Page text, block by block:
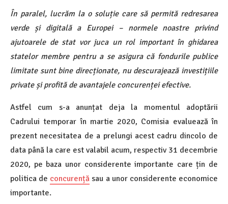
În paralel, lucrăm la o soluție care să permită redresarea
verde și digitală a Europei – normele noastre privind
ajutoarele de stat vor juca un rol important în ghidarea
statelor membre pentru a se asigura că fondurile publice
limitate sunt bine direcționate, nu descurajează investițiile
private și profită de avantajele concurenței efective.
Astfel cum s-a anunțat deja la momentul adoptării
Cadrului temporar în martie 2020, Comisia evaluează în
prezent necesitatea de a prelungi acest cadru dincolo de
data până la care est valabil acum, respectiv 31 decembrie
2020, pe baza unor considerente importante care țin de
politica de concurență sau a unor considerente economice
importante.